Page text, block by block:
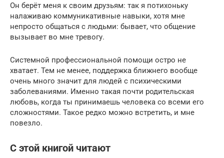
Он берёт меня к своим друзьям: так я потихоньку
налаживаю коммуникативные навыки, хотя мне
непросто общаться с людьми: бывает, что общение
вызывает во мне тревогу.
Системной профессиональной помощи остро не
хватает. Тем не менее, поддержка ближнего вообще
очень много значит для людей с психическими
заболеваниями. Именно такая почти родительская
любовь, когда ты принимаешь человека со всеми его
сложностями. Такое редко можно встретить, и мне
повезло.
С этой книгой читают